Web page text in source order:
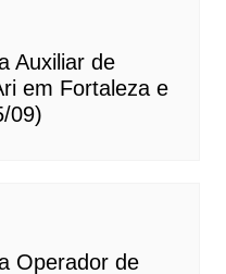
Auxiliar de
em Fortaleza e
09)
Operador de